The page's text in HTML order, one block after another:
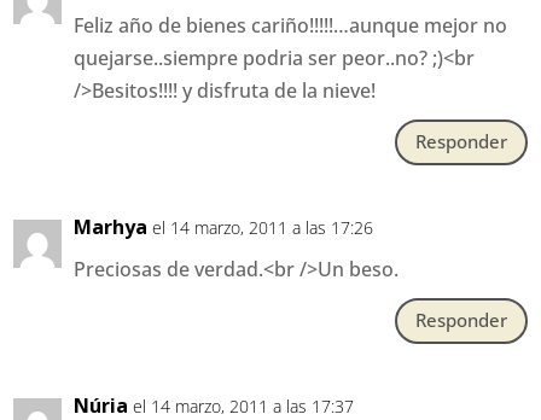
Feliz año de bienes cariño!!!!!…aunque mejor no
quejarse..siempre podria ser peor..no? ;)<br
/>Besitos!!!! y disfruta de la nieve!
Responder
Marhya el 14 marzo, 2011 a las 17:26
Preciosas de verdad.<br />Un beso.
Responder
Núria el 14 marzo, 2011 a las 17:37